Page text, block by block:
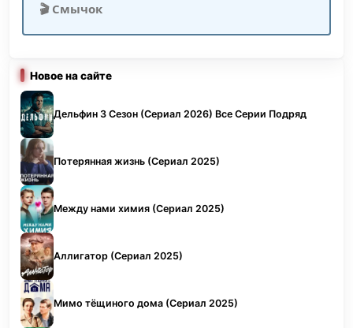
🎬 Смычок
Новое на сайте
Дельфин 3 Сезон (Сериал 2026) Все Серии Подряд
Потерянная жизнь (Сериал 2025)
Между нами химия (Сериал 2025)
Аллигатор (Сериал 2025)
Мимо тёщиного дома (Сериал 2025)